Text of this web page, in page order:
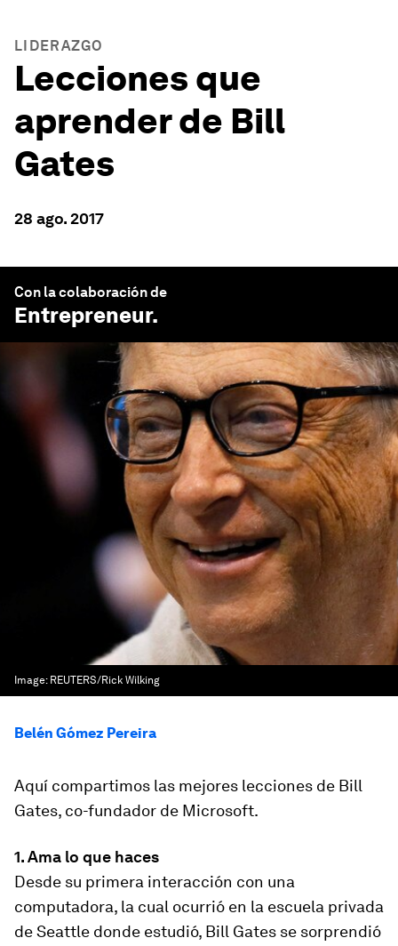
LIDERAZGO
Lecciones que
aprender de Bill
Gates
28 ago. 2017
Con la colaboración de
Entrepreneur.
Image: REUTERS/Rick Wilking
Belén Gómez Pereira
Aquí compartimos las mejores lecciones de Bill
Gates, co-fundador de Microsoft.
1. Ama lo que haces
Desde su primera interacción con una
computadora, la cual ocurrió en la escuela privada
de Seattle donde estudió, Bill Gates se sorprendió